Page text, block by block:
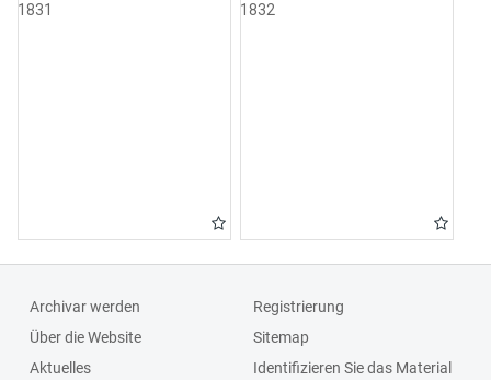
1831 1832
Archivar werden
Über die Website
Aktuelles
Registrierung
Sitemap
Identifizieren Sie das Material